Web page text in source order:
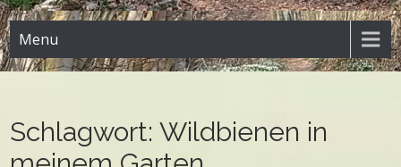
Menu
Schlagwort:Wildbienen in